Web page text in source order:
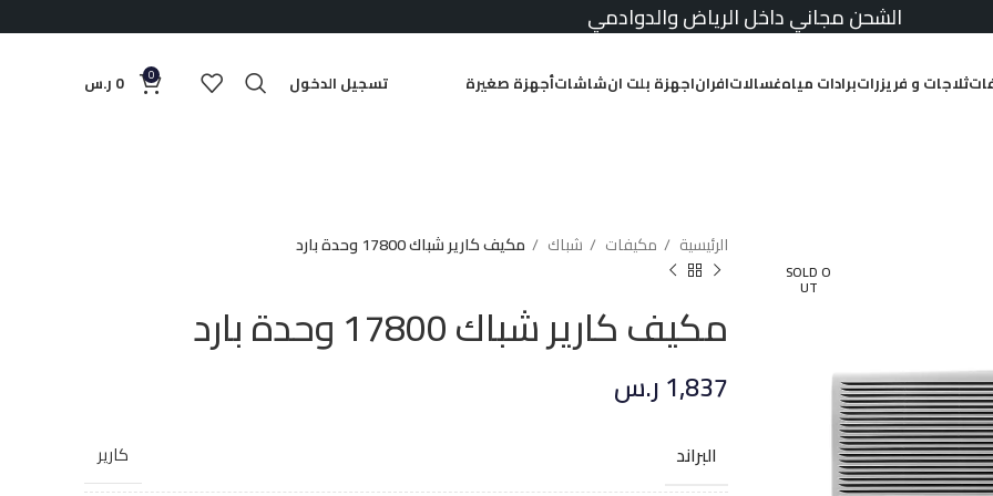
الشحن مجاني داخل الرياض والدوادمي
ثلاجات و فريزراتبرادات مياهغسالاتافراناجهزة بلت انشاشاتأجهزة صغيرة تسجيل الدخول 0
0 ر.س
SOLD O
UT
الرئيسية مكيفات شباك مكيف كارير شباك 17800 وحدة بارد
مكيف كارير شباك 17800 وحدة بارد
1,837ر.س
البراند كارير